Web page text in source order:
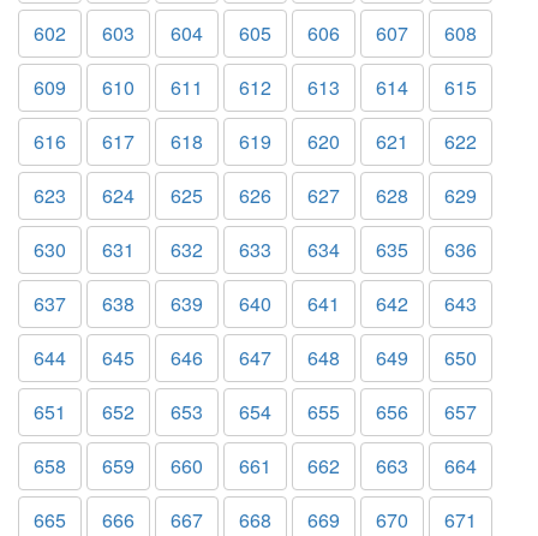
602
603 604 605 606 607
608
609
610 611 612 613 614
615
616
617 618 619 620 621
622
623
624 625 626 627 628
629
630
631 632 633 634 635
636
637
638 639 640 641 642
643
644
645 646 647 648 649
650
651
652 653 654 655 656
657
658
659 660 661 662 663
664
665
666 667 668 669 670
671